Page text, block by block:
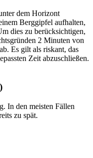
dem Horizont
Berggipfel aufhalten,
dies zu berücksichtigen,
2 Minuten von
Es gilt als riskant, das
Zeit abzuschließen.
In den meisten Fällen
zu spät.